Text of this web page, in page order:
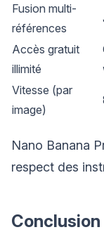
Fusion multi-
références
Accès gratuit
illimité
Vitesse (par
image)
Nano Banana
respect des
Conclusion